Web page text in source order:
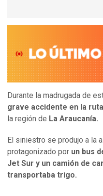
Durante la madrugada de
grave accidente en la
la región de La Araucanía.
El siniestro se produjo a la
protagonizado por un bus
Jet Sur y un camión de
transportaba trigo.